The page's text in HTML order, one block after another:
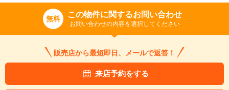
無料 この物件に関するお問い合わせ
お問い合わせの内容を選択してください
販売店から最短即日、メールで返答！
来店予約をする